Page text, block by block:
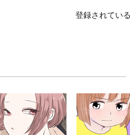
登録されてい